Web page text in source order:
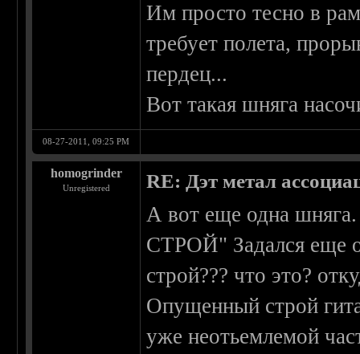
Им просто тесно в
требует полета,
пердец...
Вот такая шняга
08-27-2011, 09:25 PM
homogrinder
Unregistered RE: Дэт метал
А вот еще одна
СТРОЙ" Задался еще
строй??? что это?
Опущенный строй
уже неотьемлемой